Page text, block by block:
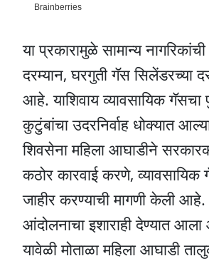
या प्रकारामुळे सामान्य
दरम्यान, घरगुती गॅस सिलेंडरच्या
आहे. याशिवाय व्यावसायिक
कुटुंबांचा उदरनिर्वाह धोक्यात
शिवसेना महिला आघाडीने
कठोर कारवाई करणे, व्यावसायिक
जाहीर करण्याची मागणी केली
आंदोलनाचा इशाराही देण्यात
यावेळी मोताळा महिला आघाडी